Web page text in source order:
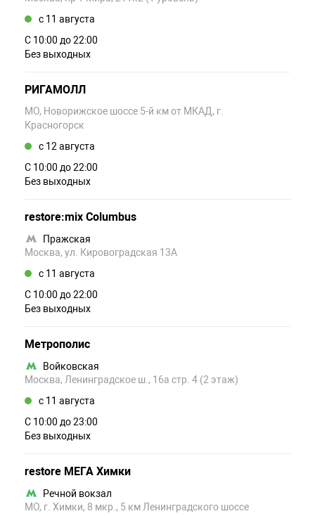
c 11 августа
С 10:00 до 22:00
Без выходных
РИГАМОЛЛ
МО, Новорижское шоссе 5-й км от МКАД, г.
Красногорск
c 12 августа
С 10:00 до 22:00
Без выходных
restore:mix Columbus
Пражская
Москва, ул. Кировоградская 13А
c 11 августа
С 10:00 до 22:00
Без выходных
Метрополис
Войковская
Москва, Ленинградское ш., 16а стр. 4 (2 этаж)
c 11 августа
С 10:00 до 23:00
Без выходных
restore МЕГА Химки
Речной вокзал
МО, г. Химки, 8 мкр., 5 км Ленинградского шоссе